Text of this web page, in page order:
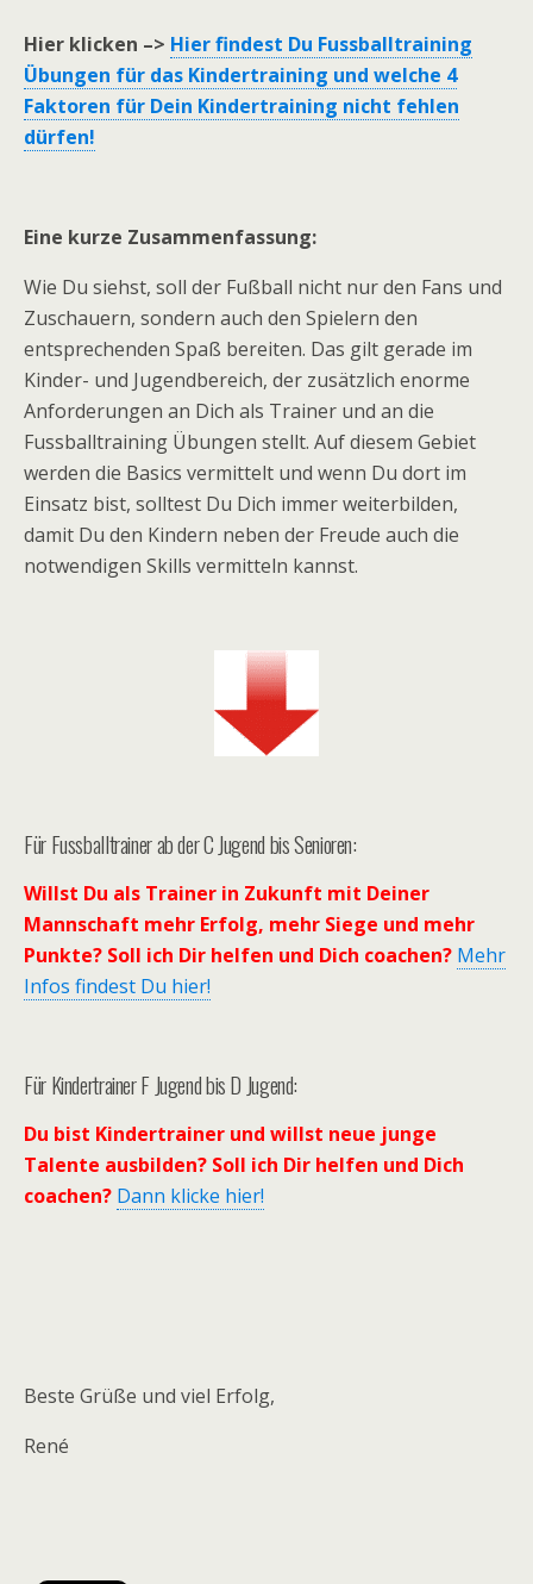
Hier klicken –> Hier findest Du Fussballtraining
Übungen für das Kindertraining und welche 4
Faktoren für Dein Kindertraining nicht fehlen
dürfen!
Eine kurze Zusammenfassung:
Wie Du siehst, soll der Fußball nicht nur den Fans und
Zuschauern, sondern auch den Spielern den
entsprechenden Spaß bereiten. Das gilt gerade im
Kinder- und Jugendbereich, der zusätzlich enorme
Anforderungen an Dich als Trainer und an die
Fussballtraining Übungen stellt. Auf diesem Gebiet
werden die Basics vermittelt und wenn Du dort im
Einsatz bist, solltest Du Dich immer weiterbilden,
damit Du den Kindern neben der Freude auch die
notwendigen Skills vermitteln kannst.
Für Fussballtrainer ab der C Jugend bis Senioren:
Willst Du als Trainer in Zukunft mit Deiner
Mannschaft mehr Erfolg, mehr Siege und mehr
Punkte? Soll ich Dir helfen und Dich coachen? Mehr
Infos findest Du hier!
Für Kindertrainer F Jugend bis D Jugend:
Du bist Kindertrainer und willst neue junge
Talente ausbilden? Soll ich Dir helfen und Dich
coachen? Dann klicke hier!
Beste Grüße und viel Erfolg,
René